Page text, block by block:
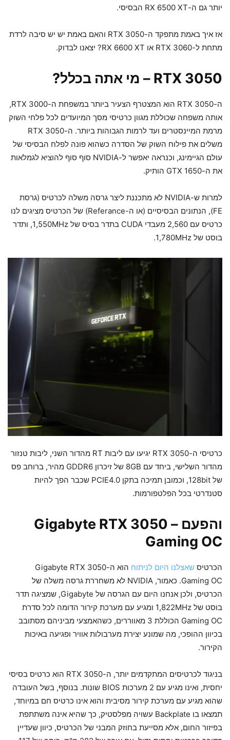
יותר גם ה-RX 6500 XT הבסיסי.
אז איך באמת מתפקד ה-RTX 3050 והאם באמת יש יש סיבה לרדת
מתחת ל-RTX 3060 או RX 6600 XT? יצאנו לבדוק.
RTX 3050 – מי אתה בכלל?
ה-RTX 3050 הוא המצטרף הצעיר ביותר במשפחת ה-RTX 3000,
אותה משפחה שכוללת מגוון כרטיסי מסך המיועדים לכל פלחי השוק
מרמת המיינסטרים ועד לרמות הגבוהות ביותר. ה-RTX 3050
משלים את פילוח השוק של הסדרה כשהוא פונה לפלח הבסיסי של
עולם הגיימינג, וכנראה יאפשר ל-NVIDIA סוף סוף להוציא לגמלאות
את ה-GTX 1650 הותיק.
למרות ש-NVIDIA לא מתכננת ליצר גרסה משלה לכרטיס (גרסת
FE), הנתונים הבסיסיים (או ה-Referance) של הכרטיס מציגים לנו
כרטיס עם 2,560 מעבדי CUDA בתדר בסיס של 1,550MHz, ותדר
בוסט של 1,780MHz.
כרטיסי ה-RTX 3050 יגיעו עם ליבות RT מהדור השני, ליבות טנזור
מהדור השלישי, ביחד עם 8GB של זיכרון GDDR6 מהיר, ברוחב פס
של 128bit, וכמובן תמיכה בתקן PCIE4.0 שכבר הפך להיות
סטנדרטי בכל הפלטפורמות.
והפעם – Gigabyte RTX 3050
Gaming OC
הכרטיס שאצלנו היום לניתוח
הוא ה-Gigabyte RTX 3050
Gaming OC. כאמור, NVIDIA לא משחררת גרסה משלה של
הכרטיס, ולכן אנחנו היום עם הגרסה של Gigabyte, שמציגה תדר
בוסט של 1,822MHz ומגיע עם מערכת קירור הדומה לכל סדרת
Gaming OC הכוללת 3 מאווררים, כשהאמצעי מביניהם מסתובב
בכיוון ההופכי, מה שמונע יצירת מערבולות אוויר ופגיעה באיכות
הקירור.
בניגוד לכרטיסים המתקדמים יותר, ה-RTX 3050 הוא כרטיס בסיסי
יחסית, ואינו מגיע עם 2 מערכות BIOS שונות. בנוסף, בשל העובדה
שהוא מגיע עם מערכת קירור מסיבית והוא אינו כרטיס חם במיוחד,
תמצאו בו Backplate עשויה מפלסטיק, כך שהיא אינה משתתפת
בפיזור החום, אלא מסייעת בחוזק המבני של הכרטיס, כיוון שעדיין